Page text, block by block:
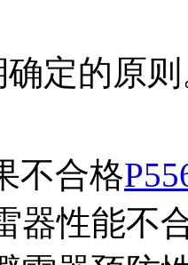
定的原
不合格
器性能不